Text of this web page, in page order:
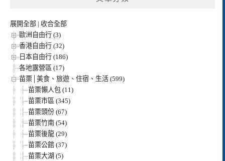
展開全部 | 收合全部
歐洲自由行 (3)
香港自由行 (32)
日本自由行 (186)
各地露營區 (17)
苗栗│美食、旅遊、住宿、生活 (599)
苗栗懶人包 (11)
苗栗市區 (345)
苗栗頭份 (67)
苗栗竹南 (54)
苗栗後龍 (29)
苗栗公館 (37)
苗栗大湖 (5)